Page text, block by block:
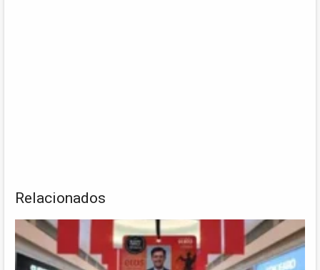
Relacionados